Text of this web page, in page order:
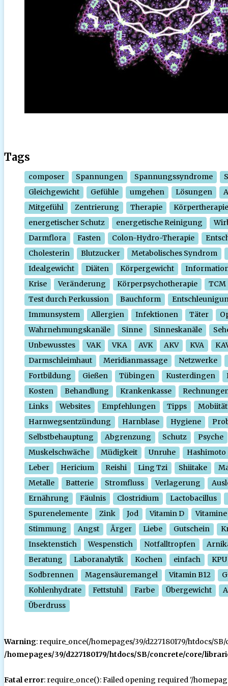
Tags
composer Spannungen Spannungssyndrome
Gleichgewicht
Gefühle umgehen Lösungen
Mitgefühl
Zentrierung Therapie
Körpertherapie
energetischer Schutz
energetische Reinigung
Darmflora
Fasten Colon-Hydro-Therapie
Cholesterin
Blutzucker
Metabolisches Syndrom
Idealgewicht
Diäten Körpergewicht
Krise
Veränderung Körperpsychotherapie
TCM
Test durch Perkussion
Bauchform
Immunsystem
Allergien Infektionen Täter
Wahrnehmungskanäle
Sinne Sinneskanäle
Unbewusstes
VAK VKA AVK AKV KVA
Darmschleimhaut
Meridianmassage
Netzwerke
Fortbildung
Gießen Tübingen Kusterdingen
Kosten
Behandlung Krankenkasse
Links
Websites Empfehlungen Tipps
Mobiität
Harnwegsentzündung
Harnblase Hygiene
Selbstbehauptung
Abgrenzung Schutz
Psyche
Muskelschwäche
Müdigkeit Unruhe
Hashimoto
Leber
Hericium Reishi Ling Tzi Shiitake
Metalle
Batterie Stromfluss Verlagerung
Ernährung
Fäulnis Clostridium
Lactobacillus
Spurenelemente
Zink Jod Vitamin D
Vitamine
Stimmung
Angst Ärger Liebe Gutschein
Insektenstich
Wespenstich Notfalltropfen
Beratung
Laboranalytik Kochen einfach
KPU
Sodbrennen
Magensäuremangel Vitamin B12
Kohlenhydrate
Fettstuhl Farbe Übergewicht
Überdruss
Warning: require_once(/homepages/39/d227180179/htdocs/
/homepages/39/d227180179/htdocs/SB/concrete/core/
Fatal error: require_once(): Failed opening required '/